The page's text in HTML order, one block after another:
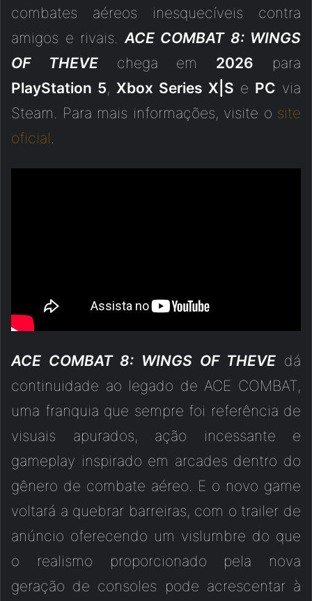
combates aéreos inesquecíveis contra
amigos e rivais. ACE COMBAT 8: WINGS
OF THEVEchega em 2026 para
PlayStation 5, Xbox Series X|S e PC via
Steam. Para mais informações, visite o site
oficial
ACE COMBAT 8: WINGS OF THEVE dá
continuidade ao legado de ACE COMBAT,
uma franquia que sempre foi referência de
visuais apurados, ação incessante e
gameplay inspirado em arcades dentro do
gênero de combate aéreo. E o novo game
voltará a quebrar barreiras, com o trailer de
anúncio oferecendo um vislumbre do que
o realismo proporcionado pela nova
geração de consoles pode acrescentar à